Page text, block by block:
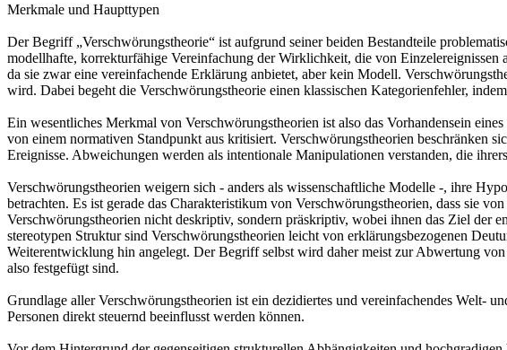
Merkmale und Haupttypen
Der Begriff „Verschwörungstheorie“ ist aufgrund seiner beiden Bestandteile
modellhafte, korrekturfähige Vereinfachung der Wirklichkeit, die von Einzelereignissen
da sie zwar eine vereinfachende Erklärung anbietet, aber kein Modell.
wird. Dabei begeht die Verschwörungstheorie einen klassischen Kategorienfehler,
Ein wesentliches Merkmal von Verschwörungstheorien ist also das Vorhandensein
von einem normativen Standpunkt aus kritisiert. Verschwörungstheorien beschränken
Ereignisse. Abweichungen werden als intentionale Manipulationen verstanden, die
Verschwörungstheorien weigern sich - anders als wissenschaftliche Modelle -, ihre
betrachten. Es ist gerade das Charakteristikum von Verschwörungstheorien, dass sie
Verschwörungstheorien nicht deskriptiv, sondern präskriptiv, wobei ihnen das Ziel der
stereotypen Struktur sind Verschwörungstheorien leicht von erklärungsbezogenen
Weiterentwicklung hin angelegt. Der Begriff selbst wird daher meist zur Abwertung
also festgefügt sind.
Grundlage aller Verschwörungstheorien ist ein dezidiertes und vereinfachendes Welt-
Personen direkt steuernd beeinflusst werden können.